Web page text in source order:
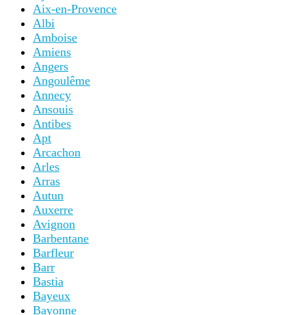
Aix-en-Provence
Albi
Amboise
Amiens
Angers
Angoulême
Annecy
Ansouis
Antibes
Apt
Arcachon
Arles
Arras
Autun
Auxerre
Avignon
Barbentane
Barfleur
Barr
Bastia
Bayeux
Bayonne